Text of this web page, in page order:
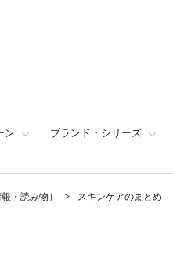
ン ブランド・シリーズ
・読み物） スキンケアのまとめ